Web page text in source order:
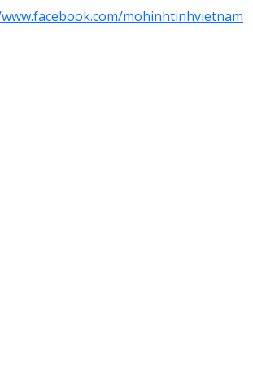
mohinhtinhvietnam